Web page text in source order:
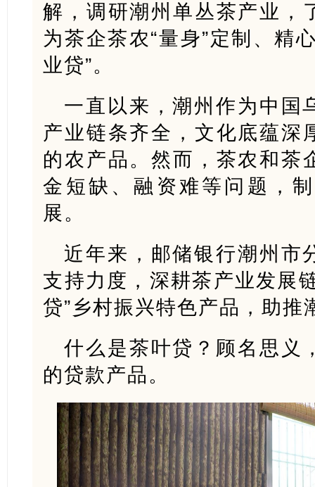
解，调研潮州单丛茶产业，
为茶企茶农“量身”定制、精
业贷”。
一直以来，潮州作为中国
产业链条齐全，文化底蕴深
的农产品。然而，茶农和茶
金短缺、融资难等问题，
展。
近年来，邮储银行潮州市
支持力度，深耕茶产业发展
贷”乡村振兴特色产品，助
什么是茶叶贷？顾名思义
的贷款产品。